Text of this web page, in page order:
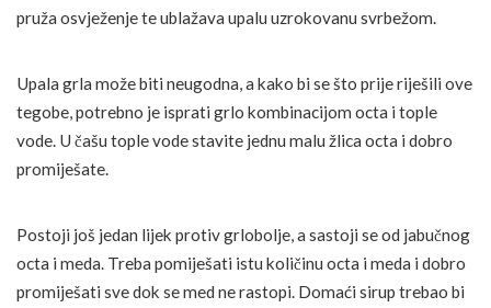
pruža osvježenje te ublažava upalu uzrokovanu svrbežom.
Upala grla može biti neugodna, a kako bi se što prije riješili ove
tegobe, potrebno je isprati grlo kombinacijom octa i tople
vode. U čašu tople vode stavite jednu malu žlica octa i dobro
promiješate.
Postoji još jedan lijek protiv grlobolje, a sastoji se od jabučnog
octa i meda. Treba pomiješati istu količinu octa i meda i dobro
promiješati sve dok se med ne rastopi. Domaći sirup trebao bi